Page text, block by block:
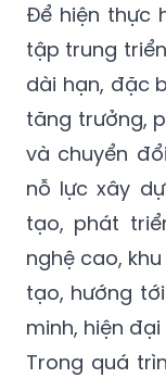
Để hiện thực
tập trung
dài hạn, đặc
tăng trưởng,
và chuyển
nỗ lực xây
tạo, phát
nghệ cao,
tạo, hướng
minh, hiện
Trong quá